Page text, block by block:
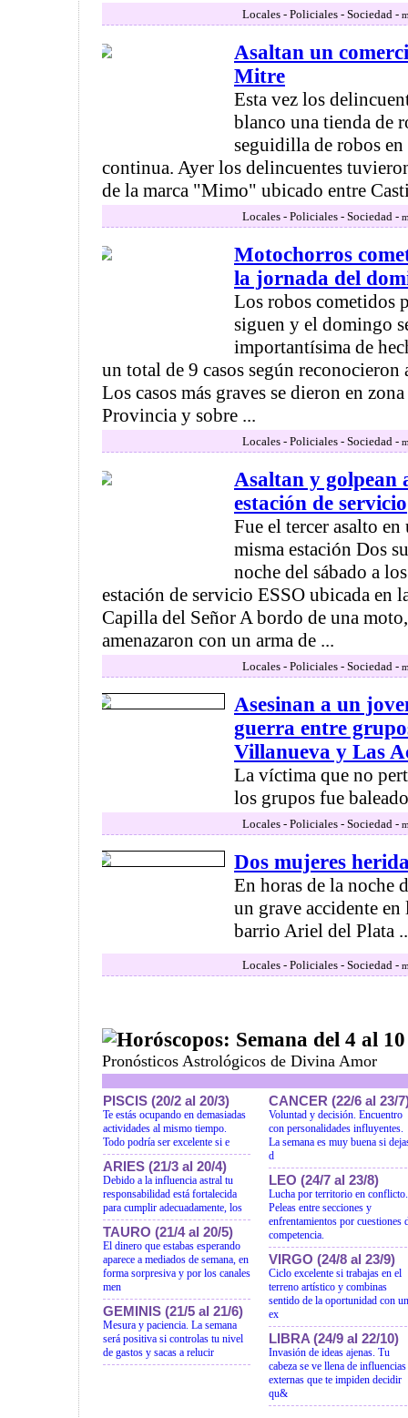
Locales - Policiales - Sociedad -
Asaltan un
Mitre
Esta vez los
blanco una tienda de
seguidilla de robos
continua. Ayer los delincuentes
de la marca "Mimo" ubicado entre
Locales - Policiales - Sociedad -
Motochorros
la jornada del
Los robos cometidos
siguen y el domingo
importantísima de
un total de 9 casos según
Los casos más graves se dieron en
Provincia y sobre ...
Locales - Policiales - Sociedad -
Asaltan y golpean
estación de servicio
Fue el tercer asalto
misma estación Dos
noche del sábado a
estación de servicio ESSO ubicada en
Capilla del Señor A bordo de una
amenazaron con un arma de ...
Locales - Policiales - Sociedad -
Asesinan a un
guerra entre
Villanueva y Las
La víctima que no
los grupos fue
Locales - Policiales - Sociedad -
Dos mujeres
En horas de la noche
un grave accidente en
barrio Ariel del Plata
Locales - Policiales - Sociedad -
Horóscopos: Semana del 4 al
Pronósticos Astrológicos de Divina Amor
PISCIS (20/2 al 20/3)
Te estás ocupando en demasiadas
actividades al mismo tiempo.
Todo podría ser excelente si e
ARIES (21/3 al 20/4)
Debido a la influencia astral tu
responsabilidad está fortalecida
para cumplir adecuadamente, los
TAURO (21/4 al 20/5)
El dinero que estabas esperando
aparece a mediados de semana, en
forma sorpresiva y por los canales
men
GEMINIS (21/5 al 21/6)
Mesura y paciencia. La semana
será positiva si controlas tu nivel
de gastos y sacas a relucir
CANCER (22/6 al 23/
Voluntad y decisión. Encuentro
con personalidades influyentes.
La semana es muy buena si
d
LEO (24/7 al 23/8)
Lucha por territorio en conflicto.
Peleas entre secciones y
enfrentamientos por cuestiones
competencia.
VIRGO (24/8 al 23/9)
Ciclo excelente si trabajas en el
terreno artístico y combinas
sentido de la oportunidad con un
ex
LIBRA (24/9 al 22/10)
Invasión de ideas ajenas. Tu
cabeza se ve llena de influencias
externas que te impiden decidir
qu&